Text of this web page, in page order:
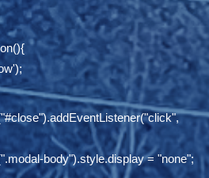
body").style.display = "none";